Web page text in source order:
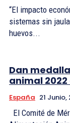
“El impacto
sistemas sin
huevos...
Dan
animal 2022
España 21 Junio,